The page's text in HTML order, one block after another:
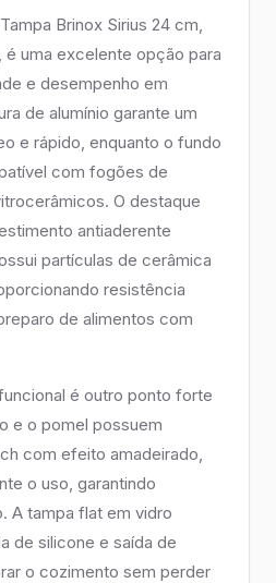
Brinox Sirius 24 cm,
é uma excelente opção para
e desempenho em
de alumínio garante um
e rápido, enquanto o fundo
com fogões de
O destaque
antiaderente
partículas de cerâmica
resistência
de alimentos com
é outro ponto forte
e o pomel possuem
com efeito amadeirado,
o uso, garantindo
A tampa flat em vidro
de silicone e saída de
o cozimento sem perder